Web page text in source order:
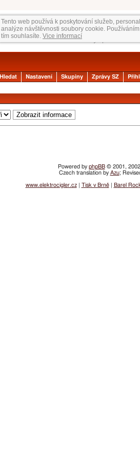
Tento web používá k poskytování služeb,
analýze návštěvnosti soubory cookie.
tím souhlasíte. Vice informací
Hledat Nastavení Skupiny Zprávy SZ
Powered by phpBB© 2001,
Czech translation by Azu;
www.elektrocigler.cz| Tisk v Brně| Barel